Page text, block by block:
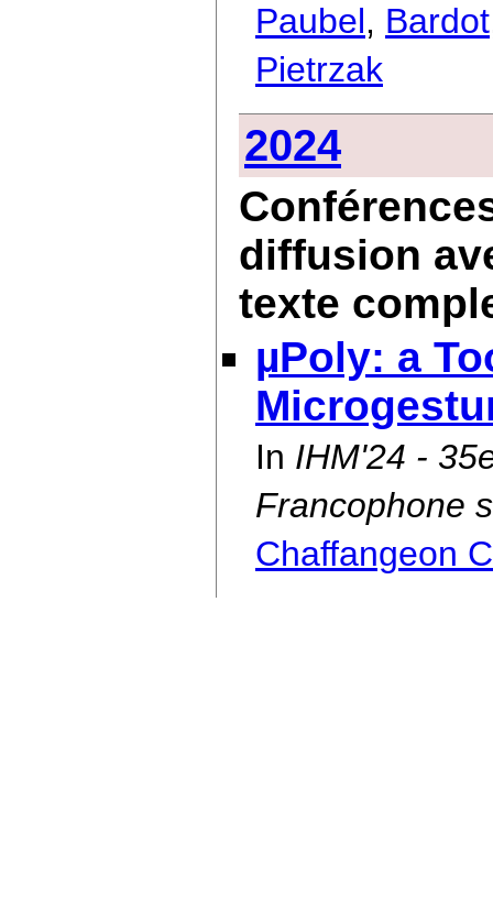
Paubel, Bardot
Pietrzak
2024
diffusion
texte
µPoly: a
In IHM'24 -
Francophone
Chaffangeon